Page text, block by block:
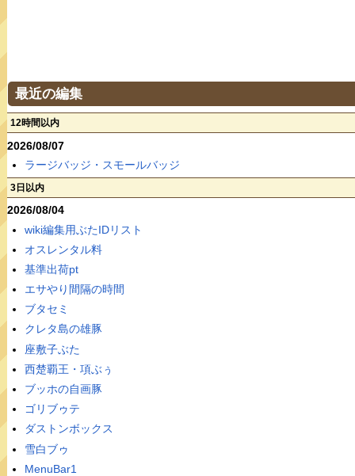
最近の編集
12時間以内
2026/08/07
ラージバッジ・スモールバッジ
3日以内
2026/08/04
wiki編集用ぶたIDリスト
オスレンタル料
基準出荷pt
エサやり間隔の時間
ブタセミ
クレタ島の雄豚
座敷子ぶた
西楚覇王・項ぶぅ
ブッホの自画豚
ゴリブゥテ
ダストンボックス
雪白ブゥ
MenuBar1